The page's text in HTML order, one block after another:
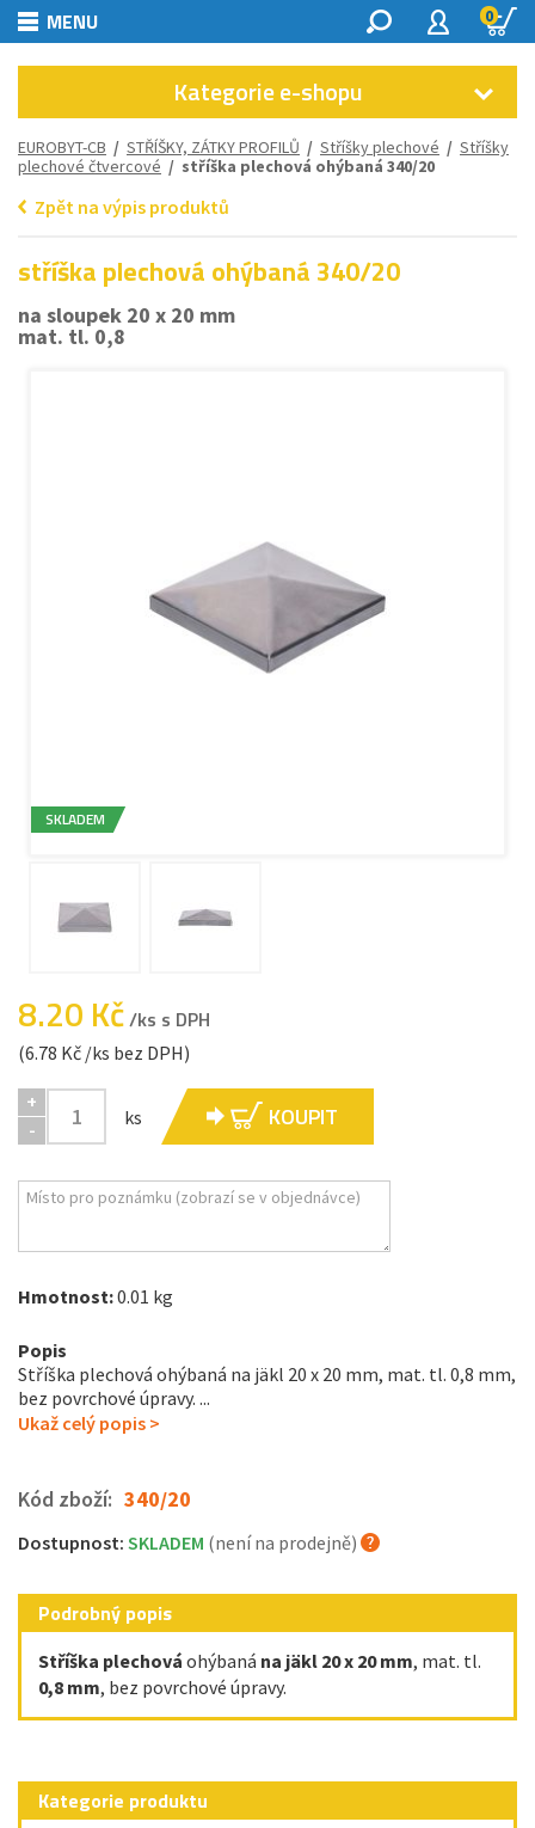
MENU 0
Kategorie e-shopu
EUROBYT-CB / STŘÍŠKY, ZÁTKY PROFILŮ / Stříšky plechové / Stříšky
plechové čtvercové / stříška plechová ohýbaná 340/20
Zpět na výpis produktů
stříška plechová ohýbaná 340/20
na sloupek 20 x 20 mm
mat. tl. 0,8
SKLADEM
8.20 Kč/ks s DPH
(6.78 Kč /ks bez DPH)
+
-
ks KOUPIT
Hmotnost:0.01 kg
Popis
Stříška plechová ohýbaná na jäkl 20 x 20 mm, mat. tl. 0,8 mm,
bez povrchové úpravy. ...
Ukaž celý popis >
Kód zboží: 340/20
Dostupnost: SKLADEM (není na prodejně)
Podrobný popis
Stříška plechová ohýbaná na jäkl 20 x 20 mm, mat. tl.
0,8 mm, bez povrchové úpravy.
Kategorie produktu